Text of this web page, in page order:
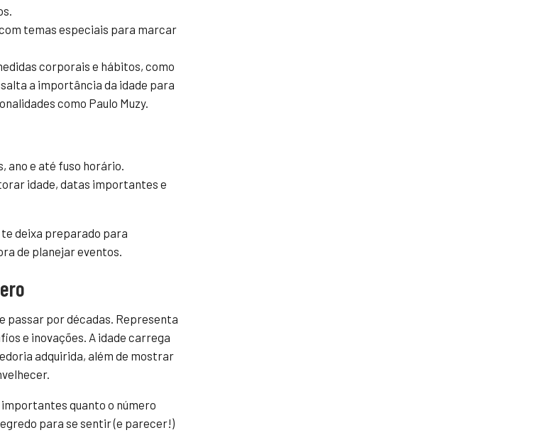
temas especiais para marcar
corporais e hábitos, como
a importância da idade para
como Paulo Muzy.
ano e até fuso horário.
idade, datas importantes e
deixa preparado para
de planejar eventos.
passar por décadas. Representa
e inovações. A idade carrega
adquirida, além de mostrar
quanto o número
para se sentir (e parecer!)